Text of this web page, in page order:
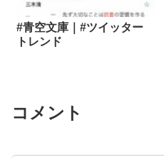
#青空文庫｜#ツイッター
トレンド
コメント